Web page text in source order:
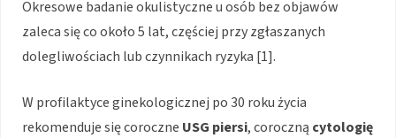
Okresowe badanie okulistyczne u osób bez objawów
zaleca się co około 5 lat, częściej przy zgłaszanych
dolegliwościach lub czynnikach ryzyka [1].
W profilaktyce ginekologicznej po 30 roku życia
rekomenduje się coroczne USG piersi, coroczną cytologię